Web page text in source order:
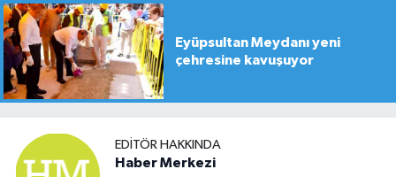
Eyüpsultan Meydanı yeni
çehresine kavuşuyor
EDITÖR HAKKINDA
Haber Merkezi